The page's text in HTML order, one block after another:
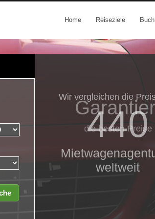
Home Reiseziele
die besten Preise